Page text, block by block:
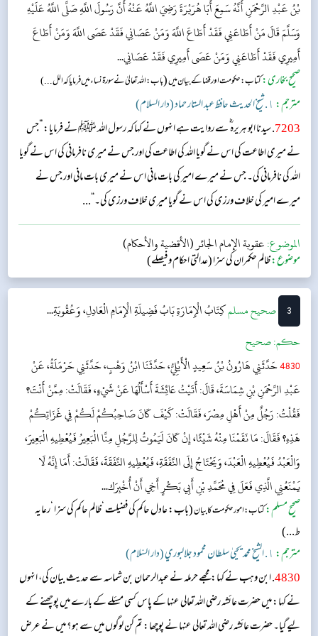
بْنُ عَبْدِ الرَّحْمَنِ أَنَّهُ سَمِعَ أَبَا هُرَيْرَةَ رَضِيَ اللَّهُ عَنْهُ أَنَّ رَسُولَ اللَّهِ صَلَّى اللَّهُ عَلَيْهِ
وَسَلَّمَ قَالَ مَنْ أَطَاعَنِي فَقَدْ أَطَاعَ اللَّهَ وَمَنْ عَصَانِي فَقَدْ عَصَى اللَّهَ وَمَنْ أَطَاعَ
أَمِيرِي فَقَدْ أَطَاعَنِي وَمَنْ عَصَى أَمِيرِي فَقَدْ عَصَانِي...
صحیح بخاری:کتاب: حکومت اور قضا کے بیان میں(باب : اللہ تعالیٰ نے سورۃ نساءمیں فرمایا کہ الل...)
مترجم: ١. شیخ الحدیث حافظ عبد الستار حماد (دار السلام)
7203 . سیدنا ابو ہریرہ ؓ سے روایت ہے انہوں نے کہا کہ رسول اللہ ﷺ نے فرمایا: ”جس
نے میری اطاعت کی اس نے گویا اللہ کی اطاعت کی اور جس نے میری نافرمانی کی اس نے گویا
اللہ کی نافرمانی کی۔ جس نے میرے امیر کی بات مانی اس نے میری بات مانی اور جس نے
میرے امیر کی خلاف ورزی کی اس نے گویا میری خلاف ورزی کی۔“...
الموضوع:عقوبة الإمام الجائر (الأقضية والأحكام)
موضوع:ظالم حکمران کی سزا (عدالتی احکام و فیصلے)
3 ‌صحيح مسلمكِتَابُ الْإِمَارَةِبَابُ فَضِيلَةِ الْإِمَامِ الْعَادِلِ، وَعُقُوبَةِ...
حکم:صحیح
4830حَدَّثَنِي هَارُونُ بْنُ سَعِيدٍ الْأَيْلِيُّ، حَدَّثَنَا ابْنُ وَهْبٍ، حَدَّثَنِي حَرْمَلَةُ، عَنْ
عَبْدِ الرَّحْمَنِ بْنِ شِمَاسَةَ، قَالَ: أَتَيْتُ عَائِشَةَ أَسْأَلُهَا عَنْ شَيْءٍ، فَقَالَتْ: مِمَّنْ أَنْتَ؟
فَقُلْتُ: رَجُلٌ مِنْ أَهْلِ مِصْرَ، فَقَالَتْ: كَيْفَ كَانَ صَاحِبُكُمْ لَكُمْ فِي غَزَاتِكُمْ
هَذِهِ؟ فَقَالَ: مَا نَقَمْنَا مِنْهُ شَيْئًا، إِنْ كَانَ لَيَمُوتُ لِلرَّجُلِ مِنَّا الْبَعِيرُ فَيُعْطِيهِ الْبَعِيرَ،
وَالْعَبْدُ فَيُعْطِيهِ الْعَبْدَ، وَيَحْتَاجُ إِلَى النَّفَقَةِ، فَيُعْطِيهِ النَّفَقَةَ، فَقَالَتْ: أَمَا إِنَّهُ لَا
يَمْنَعُنِي الَّذِي فَعَلَ فِي مُحَمَّدِ بْنِ أَبِي بَكْرٍ أَخِي أَنْ أُخْبِرَك...
صحیح مسلم:کتاب: امور حکومت کا بیان(باب: عادل حاکم کی فضیلت ‘ظالم حاکم کی سزا ‘رعایہ
ط...)
مترجم: ١. الشيخ محمد يحيىٰ سلطان محمود جلالبوري (دار السّلام)
4830. ابن وہب نے کہا: مجھے حرملہ نے عبدالرحمان بن شماسہ سے حدیث بیان کی، انہوں
نے کہا: میں حضرت عائشہ‬ رضی اللہ تعالی عنہا ک‬ے پاس کسی مسئلے کے بارے میں پوچھنے کے
لیے گیا۔ حضرت عائشہ‬ رضی اللہ تعالی عنہا ن‬ے پوچھا: تم کن لوگوں میں سے ہو؟ میں نے عرض